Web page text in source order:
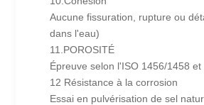
Aucune fissuration, rupture ou
dans l'eau)
11.POROSITÉ
Épreuve selon l'ISO 1456/1458
12 Résistance à la corrosion
Essai en pulvérisation de sel